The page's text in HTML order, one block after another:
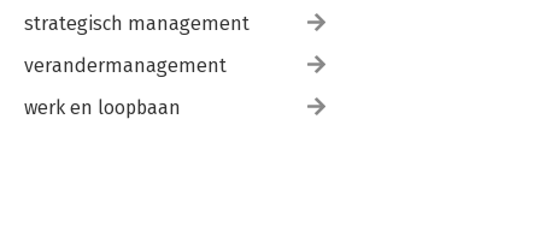
strategisch management
verandermanagement
werk en loopbaan